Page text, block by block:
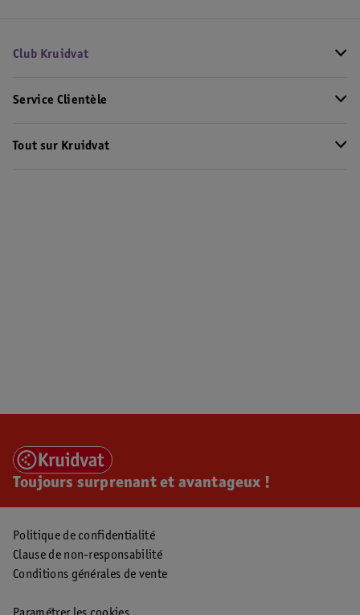
Club Kruidvat
Service Clientèle
Tout sur Kruidvat
Toujours surprenant et avantageux !
Politique de confidentialité
Clause de non-responsabilité
Conditions générales de vente